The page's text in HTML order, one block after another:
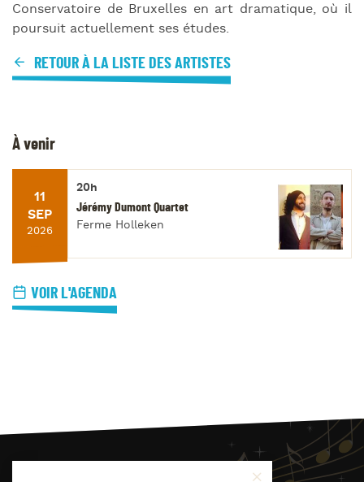
Conservatoire de Bruxelles en art dramatique, où il
poursuit actuellement ses études.
RETOUR À LA LISTE DES ARTISTES
À venir
11
SEP
2026
20h
Jérémy Dumont Quartet
Ferme Holleken
VOIR L'AGENDA